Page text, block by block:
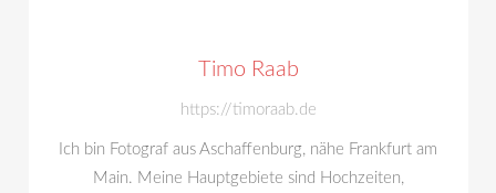
Timo Raab
https://timoraab.de
Ich bin Fotograf aus Aschaffenburg, nähe Frankfurt am
Main. Meine Hauptgebiete sind Hochzeiten,